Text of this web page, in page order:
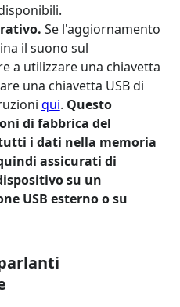
Se l'aggiornamento
il suono sul
a utilizzare una chiavetta
una chiavetta USB di
qui. Questo
di fabbrica del
i dati nella memoria
assicurati di
su un
USB esterno o su